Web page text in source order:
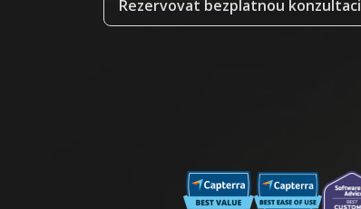
Rezervovat bezplatnou konzultaci